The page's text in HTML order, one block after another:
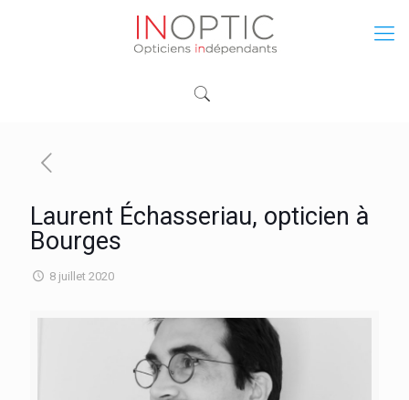
Laurent Échasseriau, opticien à
Bourges
8 juillet 2020